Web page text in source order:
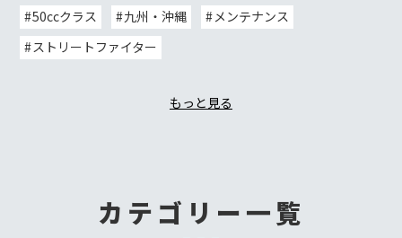
50ccクラス
九州・沖縄
メンテナンス
ストリートファイター
もっと見る
カテゴリー一覧